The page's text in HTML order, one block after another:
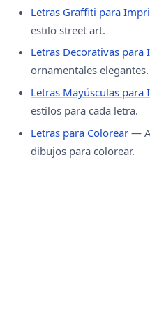
Letras Graffiti para
estilo street art.
Letras Decorativas
ornamentales elegantes.
Letras Mayúsculas
estilos para cada letra.
Letras para Colorear —
dibujos para colorear.